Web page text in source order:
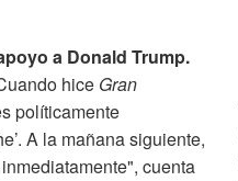
a Donald Trump.
hice Gran
políticamente
A la mañana siguiente,
cuenta